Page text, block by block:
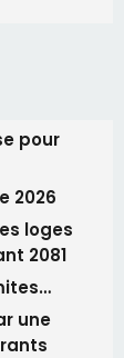
pour
2026
loges
2081
une